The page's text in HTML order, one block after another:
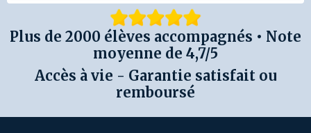
Plus de 2000 élèves accompagnés • Note
moyenne de 4,7/5
Accès à vie - Garantie satisfait ou
remboursé